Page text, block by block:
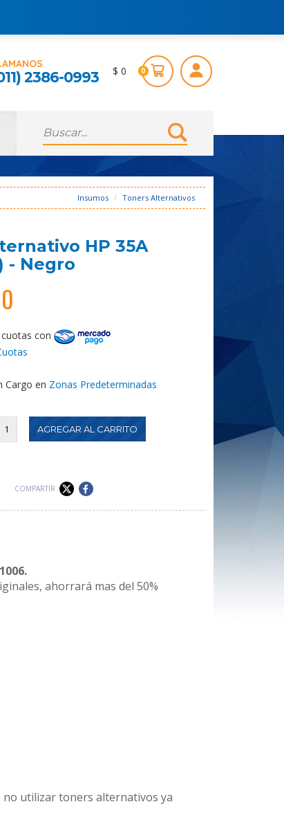
$ 0 0
2386-0993
Insumos Toners Alternativos
HP 35A
- Negro
cuotas con
Cargo en Zonas Predeterminadas
COMPARTIR
ahorrará mas del 50%
utilizar toners alternativos ya